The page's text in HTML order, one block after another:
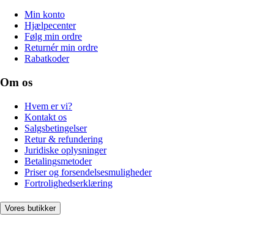
Min konto
Hjælpecenter
Følg min ordre
Returnér min ordre
Rabatkoder
Om os
Hvem er vi?
Kontakt os
Salgsbetingelser
Retur & refundering
Juridiske oplysninger
Betalingsmetoder
Priser og forsendelsesmuligheder
Fortrolighedserklæring
Vores butikker